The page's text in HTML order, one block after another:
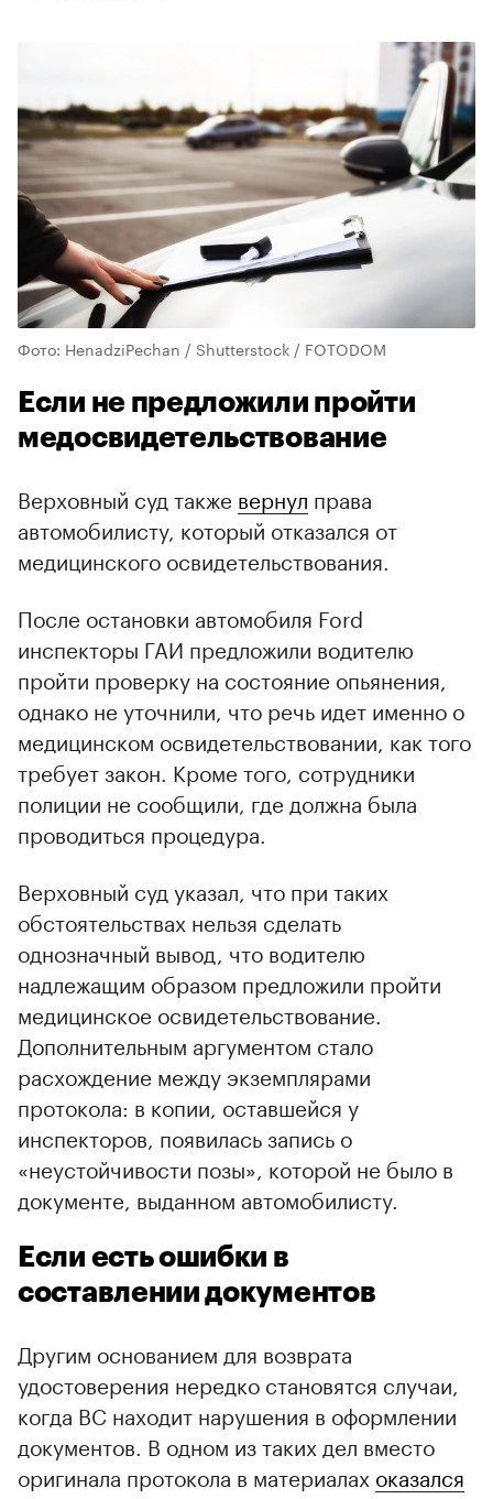
Фото: HenadziPechan / Shutterstock / FOTODOM
Если не предложили пройти
медосвидетельствование
Верховный суд также вернул права
автомобилисту, который отказался от
медицинского освидетельствования.
После остановки автомобиля Ford
инспекторы ГАИ предложили водителю
пройти проверку на состояние опьянения,
однако не уточнили, что речь идет именно о
медицинском освидетельствовании, как того
требует закон. Кроме того, сотрудники
полиции не сообщили, где должна была
проводиться процедура.
Верховный суд указал, что при таких
обстоятельствах нельзя сделать
однозначный вывод, что водителю
надлежащим образом предложили пройти
медицинское освидетельствование.
Дополнительным аргументом стало
расхождение между экземплярами
протокола: в копии, оставшейся у
инспекторов, появилась запись о
«неустойчивости позы», которой не было в
документе, выданном автомобилисту.
Если есть ошибки в
составлении документов
Другим основанием для возврата
удостоверения нередко становятся случаи,
когда ВС находит нарушения в оформлении
документов. В одном из таких дел вместо
оригинала протокола в материалах оказался